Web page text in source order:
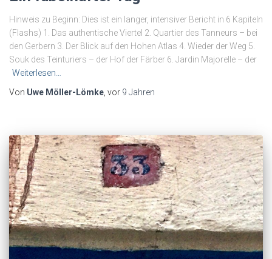
Hinweis zu Beginn: Dies ist ein langer, intensiver Bericht in 6 Kapiteln
(Flashs) 1. Das authentische Viertel 2. Quartier des Tanneurs – bei
den Gerbern 3. Der Blick auf den Hohen Atlas 4. Wieder der Weg 5.
Souk des Teinturiers – der Hof der Färber 6. Jardin Majorelle – der
Weiterlesen…
Von Uwe Möller-Lömke , vor 9 Jahren